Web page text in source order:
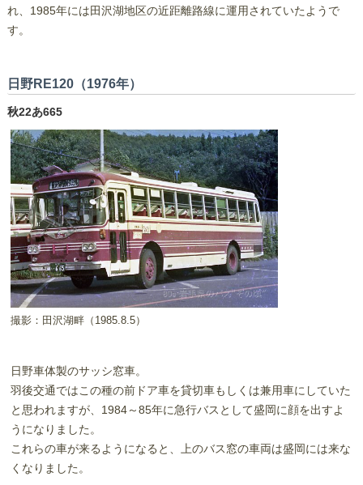
れ、1985年には田沢湖地区の近距離路線に運用されていたようで
す。
日野RE120（1976年）
秋22あ665
撮影：田沢湖畔（1985.8.5）
日野車体製のサッシ窓車。
羽後交通ではこの種の前ドア車を貸切車もしくは兼用車にしていた
と思われますが、1984～85年に急行バスとして盛岡に顔を出すよ
うになりました。
これらの車が来るようになると、上のバス窓の車両は盛岡には来な
くなりました。